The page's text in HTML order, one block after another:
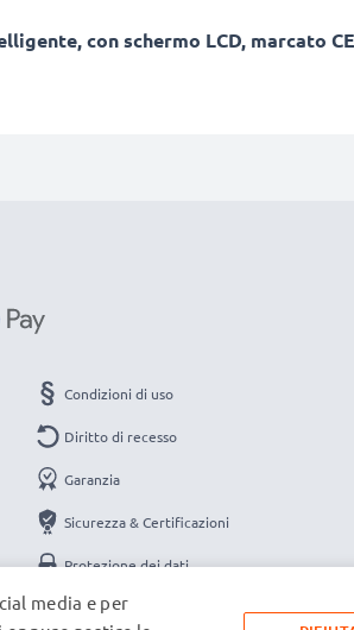
con schermo LCD, marcato
Condizioni di uso
Diritto di recesso
Garanzia
Sicurezza & Certificazioni
Protezione dei dati
Note legali
media e per